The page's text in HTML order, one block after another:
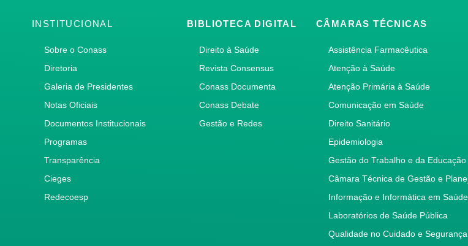
INSTITUCIONAL
Sobre o Conass
Diretoria
Galeria de Presidentes
Notas Oficiais
Documentos Institucionais
Programas
Transparência
Cieges
Redecoesp
BIBLIOTECA DIGITAL
Direito à Saúde
Revista Consensus
Conass Documenta
Conass Debate
Gestão e Redes
CÂMARAS TÉCNICAS
Assistência Farmacêutica
Atenção à Saúde
Atenção Primária à Saúde
Comunicação em Saúde
Direito Sanitário
Epidemiologia
Gestão do Trabalho e da
Câmara Técnica de Gestão e
Informação e Informática em Saúde
Laboratórios de Saúde Pública
Qualidade no Cuidado e